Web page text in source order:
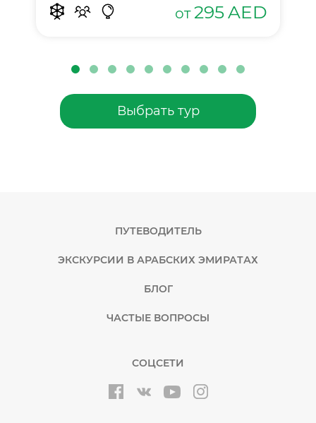
от 295AED
Выбрать тур
ПУТЕВОДИТЕЛЬ
ЭКСКУРСИИ В АРАБСКИХ ЭМИРАТАХ
БЛОГ
ЧАСТЫЕ ВОПРОСЫ
СОЦСЕТИ